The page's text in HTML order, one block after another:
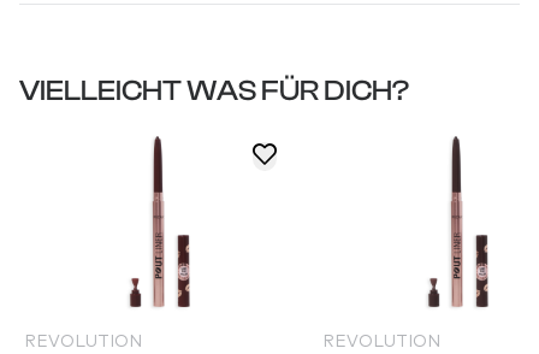
VIELLEICHT WAS FÜR DICH?
REVOLUTION REVOLUTION